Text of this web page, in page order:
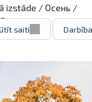
izstāde / Осень /
saiti